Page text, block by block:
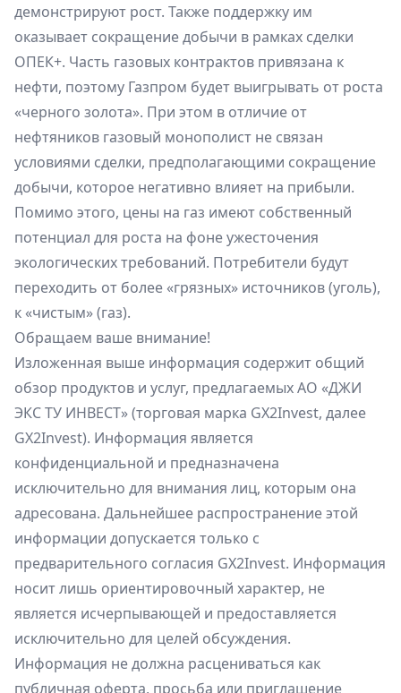
демонстрируют рост. Также поддержку им
оказывает сокращение добычи в рамках сделки
ОПЕК+. Часть газовых контрактов привязана к
нефти, поэтому Газпром будет выигрывать от роста
«черного золота». При этом в отличие от
нефтяников газовый монополист не связан
условиями сделки, предполагающими сокращение
добычи, которое негативно влияет на прибыли.
Помимо этого, цены на газ имеют собственный
потенциал для роста на фоне ужесточения
экологических требований. Потребители будут
переходить от более «грязных» источников (уголь),
к «чистым» (газ).
Обращаем ваше внимание!
Изложенная выше информация содержит общий
обзор продуктов и услуг, предлагаемых АО «ДЖИ
ЭКС ТУ ИНВЕСТ» (торговая марка GX2Invest, далее
GX2Invest). Информация является
конфиденциальной и предназначена
исключительно для внимания лиц, которым она
адресована. Дальнейшее распространение этой
информации допускается только с
предварительного согласия GX2Invest. Информация
носит лишь ориентировочный характер, не
является исчерпывающей и предоставляется
исключительно для целей обсуждения.
Информация не должна расцениваться как
публичная оферта, просьба или приглашение